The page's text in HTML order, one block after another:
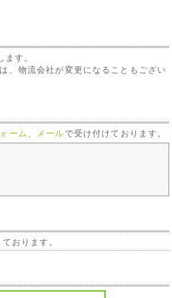
す。
、物流会社が変更になることもござい
ーム メールで受け付けております。
おります。